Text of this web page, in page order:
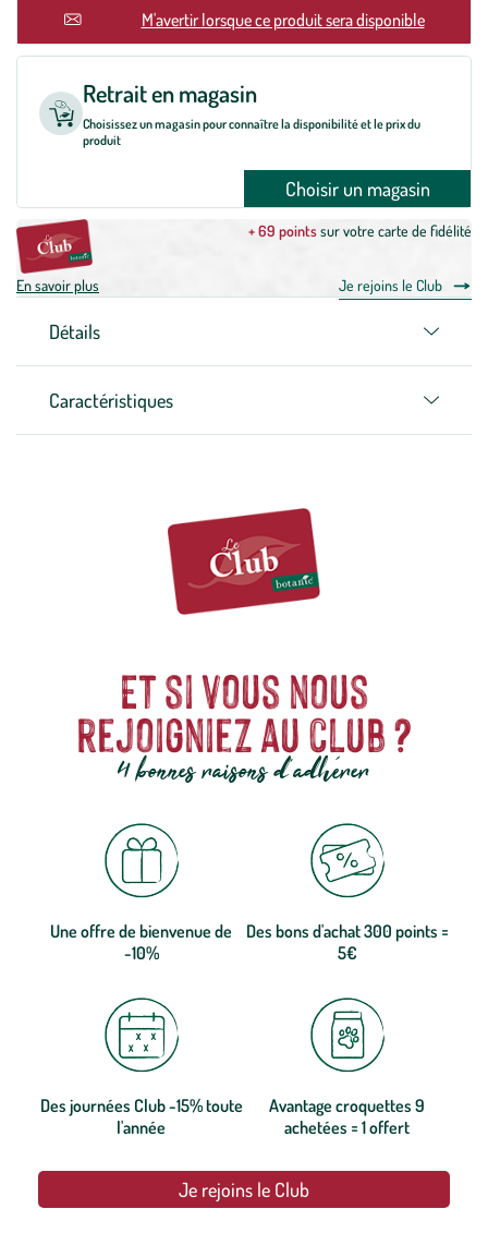
En rupture M'avertir lorsque ce produit sera disponible
Retrait en magasin
Choisissez un magasin pour connaître la disponibilité et le prix du
produit
Choisir un magasin
+ 69 pointssur votre carte de fidélité
En savoir plus Je rejoins le Club
Détails
Caractéristiques
Et si vous nous
rejoigniez au club ?
4 bonnes raisons d'adhérer
Une offre de bienvenue de
-10%
Des bons d'achat 300 points =
5€
Des journées Club -15% toute
l'année
Avantage croquettes 9
achetées = 1 offert
Je rejoins le Club